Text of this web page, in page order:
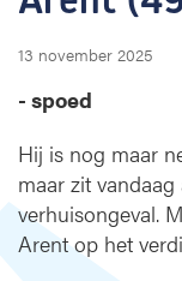
13 november 2025
- spoed
Hij is nog maar
maar zit
verhuisongeval.
Arent op het